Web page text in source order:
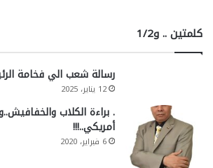
كلمتين .. و1/2
رسالة شعب الي فخامة
12 يناير، 2025
. براءة الكلاب
أمريكي..!!!
6 فبراير، 2020